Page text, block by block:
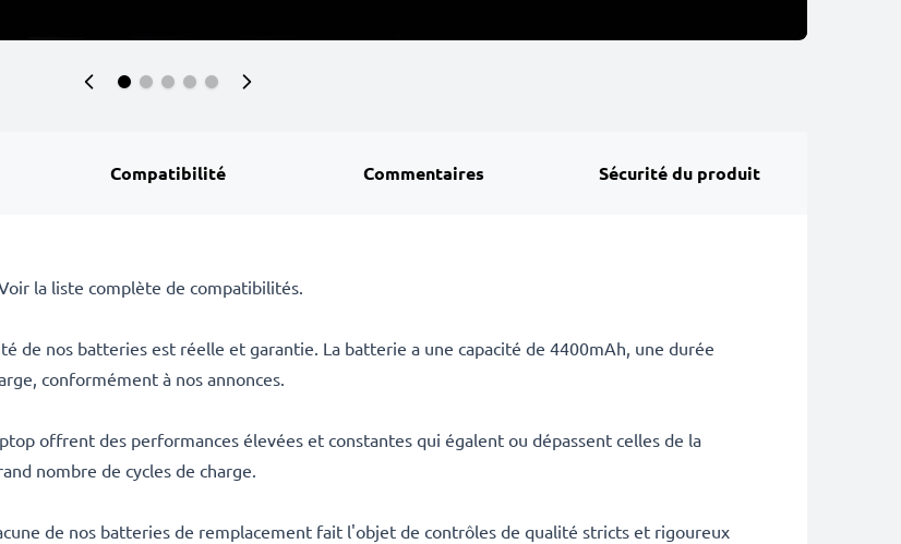
Compatibilité Commentaires Sécurité du produit
la liste complète de compatibilités.
de nos batteries est réelle et garantie. La batterie a une capacité de 4400mAh, une durée
conformément à nos annonces.
offrent des performances élevées et constantes qui égalent ou dépassent celles de la
nombre de cycles de charge.
de nos batteries de remplacement fait l'objet de contrôles de qualité stricts et rigoureux